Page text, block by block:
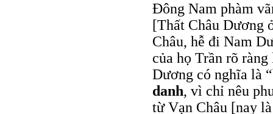
Đông Nam phàm
[Thất Châu Dương
Châu, hễ đi Nam
của họ Trần rõ
Dương có nghĩa là
danh, vì chỉ nêu
từ Vạn Châu [nay